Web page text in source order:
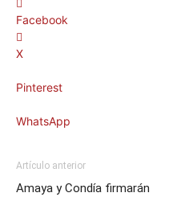
Facebook
X
Pinterest
WhatsApp
Artículo anterior
Amaya y Condía firmarán